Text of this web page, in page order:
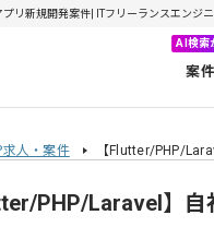
リ新規開発案件| ITフリーランスエンジ
AI検索
案
求人・案件 【Flutter/PHP/
PHP/Laravel】